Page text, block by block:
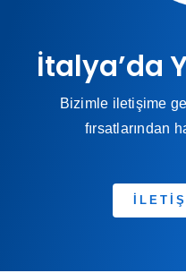
İtalya’da
Bizimle iletişime
fırsatlarından